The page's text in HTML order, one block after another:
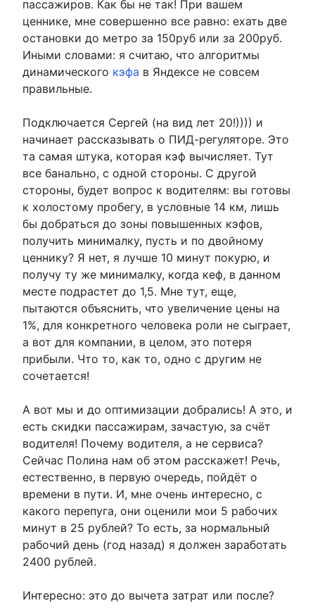
пассажиров. Как бы не так! При вашем
ценнике, мне совершенно все равно: ехать две
остановки до метро за 150руб или за 200руб.
Иными словами: я считаю, что алгоритмы
динамического кэфа в Яндексе не совсем
правильные.
Подключается Сергей (на вид лет 20!)))) и
начинает рассказывать о ПИД-регуляторе. Это
та самая штука, которая кэф вычисляет. Тут
все банально, с одной стороны. С другой
стороны, будет вопрос к водителям: вы готовы
к холостому пробегу, в условные 14 км, лишь
бы добраться до зоны повышенных кэфов,
получить минималку, пусть и по двойному
ценнику? Я нет, я лучше 10 минут покурю, и
получу ту же минималку, когда кеф, в данном
месте подрастет до 1,5. Мне тут, еще,
пытаются объяснить, что увеличение цены на
1%, для конкретного человека роли не сыграет,
а вот для компании, в целом, это потеря
прибыли. Что то, как то, одно с другим не
сочетается!
А вот мы и до оптимизации добрались! А это, и
есть скидки пассажирам, зачастую, за счёт
водителя! Почему водителя, а не сервиса?
Сейчас Полина нам об этом расскажет! Речь,
естественно, в первую очередь, пойдёт о
времени в пути. И, мне очень интересно, с
какого перепуга, они оценили мои 5 рабочих
минут в 25 рублей? То есть, за нормальный
рабочий день (год назад) я должен заработать
2400 рублей.
Интересно: это до вычета затрат или после?